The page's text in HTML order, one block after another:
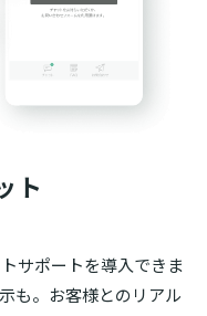
ト
サポートを導入できま
も。お客様とのリアル